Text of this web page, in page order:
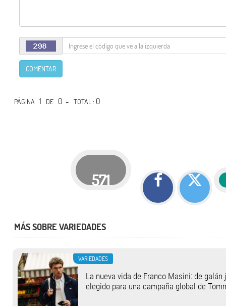
COMENTAR
PÁGINA 1 DE 0 -TOTAL: 0
571
MÁS SOBRE VARIEDADES
VARIEDADES
La nueva vida de Franco Masini: de
elegido para una campaña global de